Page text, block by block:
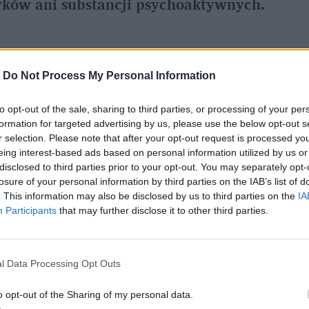
Do Not Process My Personal Information
opt-out of the sale, sharing to third parties, or processing of your
for targeted advertising by us, please use the below opt-out
selection. Please note that after your opt-out request is processed
interest-based ads based on personal information utilized by us
to third parties prior to your opt-out. You may separately
of your personal information by third parties on the IAB’s list of
This information may also be disclosed by us to third parties on the
Participants that may further disclose it to other third parties.
Data Processing Opt Outs
opt-out of the Sharing of my personal data.
nienarkotycznego środka leczniczego w
jak znaleziono ciałoAnthony’ego
badanie toksykologiczne wskaże